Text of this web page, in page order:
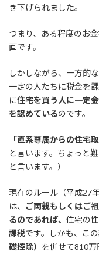
き下げられました。
つまり、ある程度のお
画です。
しかしながら、一方的
一定の人たちに税金を
に住宅を買う人に一定
を認めているのです。
「直系尊属からの住宅
と言います。ちょっと
と言います。）
現在のルール（平成27
は、
ご両親もしくはご
るのであれば、 住宅の
課税です。しかも、こ
礎控除） を併せて810万